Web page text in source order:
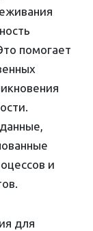
помогает
и
для